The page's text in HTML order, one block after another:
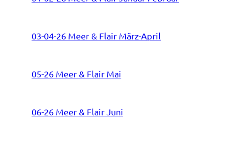
03-04-26 Meer & Flair März-April
05-26 Meer & Flair Mai
06-26 Meer & Flair Juni